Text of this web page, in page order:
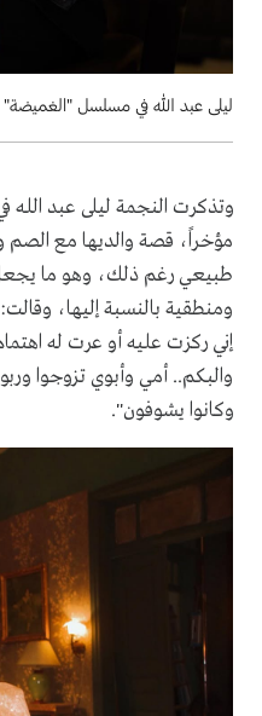
ليلى عبد الله في مسلسل "الغميضة"
وتذكرت النجمة ليلى عبد الله
مؤخراً، قصة والديها مع
طبيعي رغم ذلك، وهو ما
ومنطقية بالنسبة إليها،
إني ركزت عليه أو عرت له
والبكم.. أمي وأبوي تزوجوا
وكانوا يشوفون".